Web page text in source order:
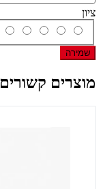
ציון
שמירה
מוצרים קשורים